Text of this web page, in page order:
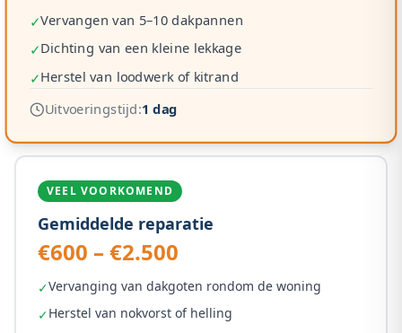
✓Vervangen van 5–10 dakpannen
✓Dichting van een kleine lekkage
✓Herstel van loodwerk of kitrand
Uitvoeringstijd:1 dag
VEEL VOORKOMEND
Gemiddelde reparatie
€600 – €2.500
✓Vervanging van dakgoten rondom de woning
✓Herstel van nokvorst of helling